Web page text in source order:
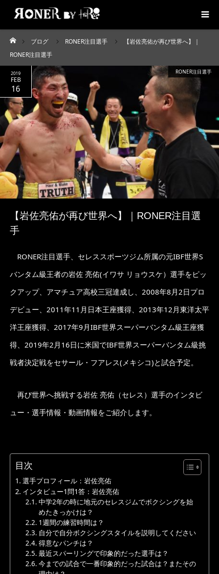
ホーム
ブログ RONER注目選手
【岩佐亮佑が再び世界へ】｜
RONER注目選手
2019
FEB
16
RONER注目選手
【岩佐亮佑が再び世界へ】｜RONER注目選
手
RONER注目選手、セレススポーツジム所属の元IBF世界S
バンタム級王者の岩佐 亮佑(イワサ リョウスケ）選手をピッ
クアップ、アマチュア高校三冠達成し、2008年8月2日プロ
デビュー、2011年11月日本王座獲得、2013年12月東洋太平
洋王座獲得、2017年9月IBF世界スーパーバンタム級王座獲
得、2019年2月16日に米国でIBF世界スーパーバンタム級挑
戦者決定戦をセサール・フアレス(メキシコ)と試合予定。
再び世界へ挑戦する岩佐 亮佑（セレス）選手のインタビ
ュー・選手情報・動画情報をご紹介します。
目次
選手プロフィール：岩佐亮佑
インタビュー1問1答：岩佐亮佑
中学2年の時に地元のセレスジムでボクシングを始
めたきっかけは？
1週間の練習時間は？
自分で自分ボクシングスタイルを説明してください
得意なパンチは？
最近スパーリングで印象的だった選手は？
今までの試合で一番印象的だった試合は？またその